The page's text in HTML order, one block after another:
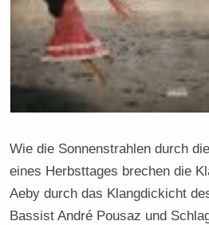
Wie die Sonnenstrahlen durch
eines Herbsttages brechen die
Aeby durch das Klangdickicht
Bassist André Pousaz und